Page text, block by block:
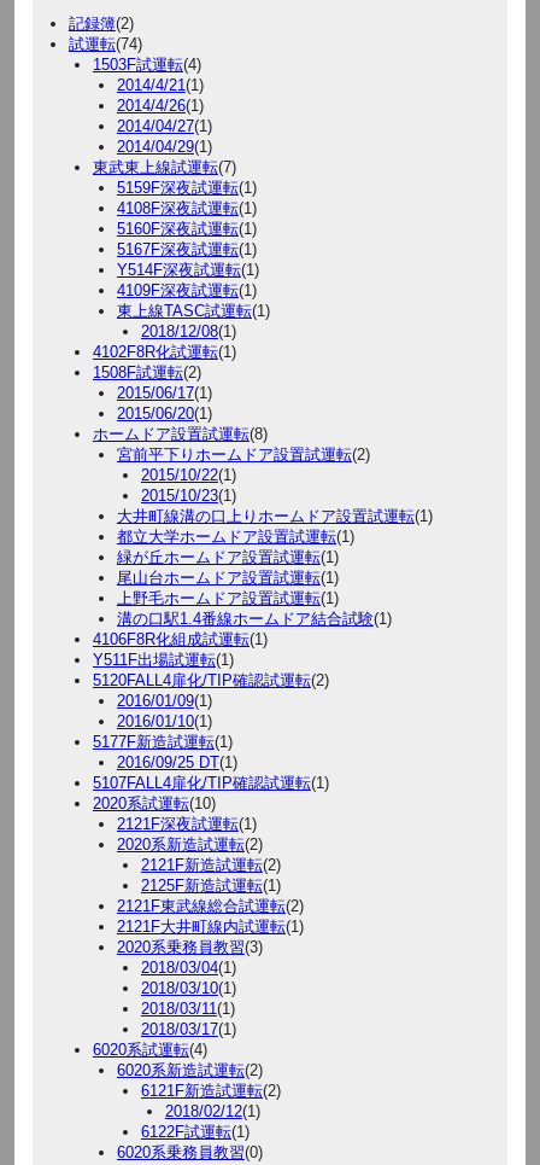
記録簿(2)
試運転(74)
1503F試運転(4)
2014/4/21 (1)
2014/4/26(1)
2014/04/27(1)
2014/04/29(1)
東武東上線試運転(7)
5159F深夜試運転(1)
4108F深夜試運転(1)
5160F深夜試運転(1)
5167F深夜試運転(1)
Y514F深夜試運転(1)
4109F深夜試運転(1)
東上線TASC試運転(1)
2018/12/08(1)
4102F8R化試運転(1)
1508F試運転(2)
2015/06/17(1)
2015/06/20(1)
ホームドア設置試運転(8)
宮前平下りホームドア設置試運転(2)
2015/10/22(1)
2015/10/23(1)
大井町線溝の口上りホームドア設置試運転(1)
都立大学ホームドア設置試運転(1)
緑が丘ホームドア設置試運転(1)
尾山台ホームドア設置試運転(1)
上野毛ホームドア設置試運転(1)
溝の口駅1.4番線ホームドア結合試験(1)
4106F8R化組成試運転(1)
Y511F出場試運転(1)
5120FALL4扉化/TIP確認試運転(2)
2016/01/09(1)
2016/01/10(1)
5177F新造試運転(1)
2016/09/25 DT(1)
5107FALL4扉化/TIP確認試運転(1)
2020系試運転(10)
2121F深夜試運転(1)
2020系新造試運転(2)
2121F新造試運転(2)
2125F新造試運転(1)
2121F東武線総合試運転(2)
2121F大井町線内試運転(1)
2020系乗務員教習(3)
2018/03/04(1)
2018/03/10(1)
2018/03/11 (1)
2018/03/17(1)
6020系試運転(4)
6020系新造試運転(2)
6121F新造試運転(2)
2018/02/12(1)
6122F試運転(1)
6020系乗務員教習(0)